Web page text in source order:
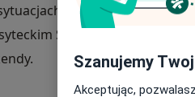
awaryjnych.
Szpitalu Klinicznym.
Szanujemy
Akceptując,